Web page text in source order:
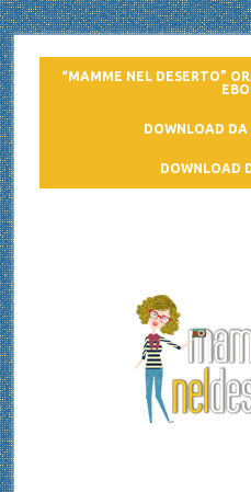
“MAMME NEL DESERTO”
DOWNLOAD DA
DOWNLOAD